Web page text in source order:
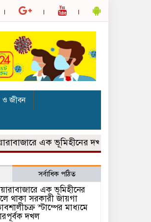
ও জীবন
এক ভূমিহীনের দখলে থাকা সরকারী
সর্বাধিক পঠিত
এক ভূমিহীনের
থাকা সরকারী জায়গা
স্টাম্পের মাধ্যমে
দখল